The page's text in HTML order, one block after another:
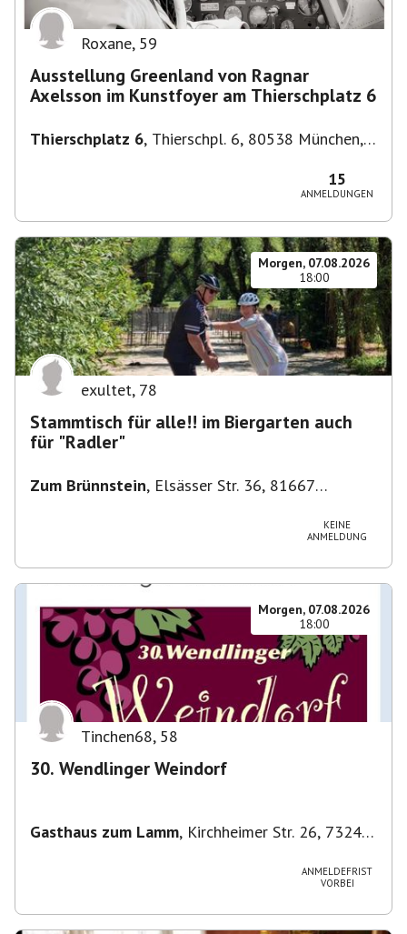
Roxane, 59
Ausstellung Greenland von Ragnar
Axelsson im Kunstfoyer am Thierschplatz 6
Thierschplatz 6, Thierschpl. 6, 80538 München,
15
ANMELDUNGEN
Morgen, 07.08.2026
18:00
exultet, 78
Stammtisch für alle!! im Biergarten auch
für "Radler"
Zum Brünnstein, Elsässer Str. 36, 81667
KEINE
ANMELDUNG
Morgen, 07.08.2026
18:00
Tinchen68, 58
30. Wendlinger Weindorf
Gasthaus zum Lamm, Kirchheimer Str. 26, 73240
ANMELDEFRIST
VORBEI